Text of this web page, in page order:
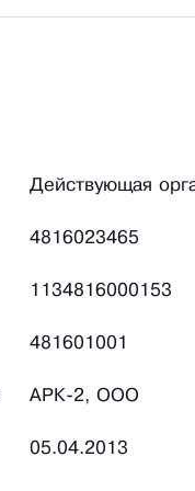
Действующая
4816023465
1134816000153
481601001
АРК-2, ООО
05.04.2013